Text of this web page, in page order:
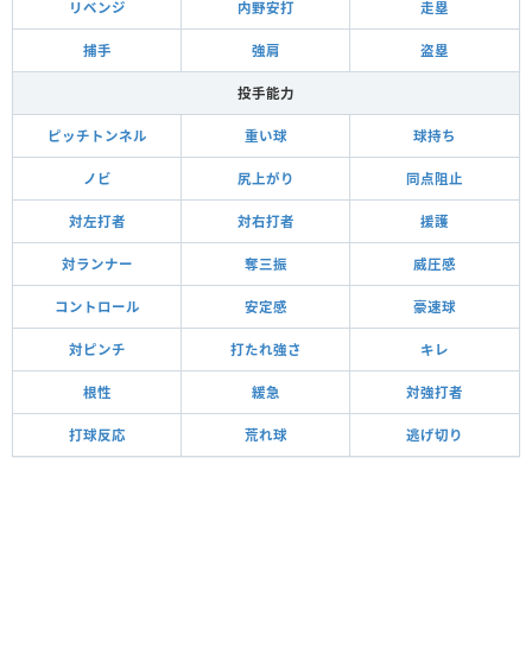
リベンジ 内野安打 走塁
捕手 強肩 盗塁
投手能力
ピッチトンネル 重い球 球持ち
ノビ 尻上がり 同点阻止
対左打者 対右打者 援護
対ランナー 奪三振 威圧感
コントロール 安定感 豪速球
対ピンチ 打たれ強さ キレ
根性 緩急 対強打者
打球反応 荒れ球 逃げ切り